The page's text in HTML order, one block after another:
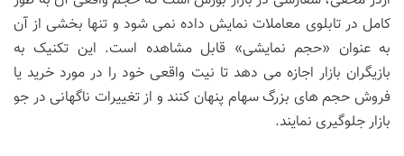
کامل در تابلوی معاملات نمایش داده نمی شود و تنها بخشی از آن
به عنوان «حجم نمایشی» قابل مشاهده است. این تکنیک به
بازیگران بازار اجازه می دهد تا نیت واقعی خود را در مورد خرید یا
فروش حجم های بزرگ سهام پنهان کنند و از تغییرات ناگهانی در جو
بازار جلوگیری نمایند.